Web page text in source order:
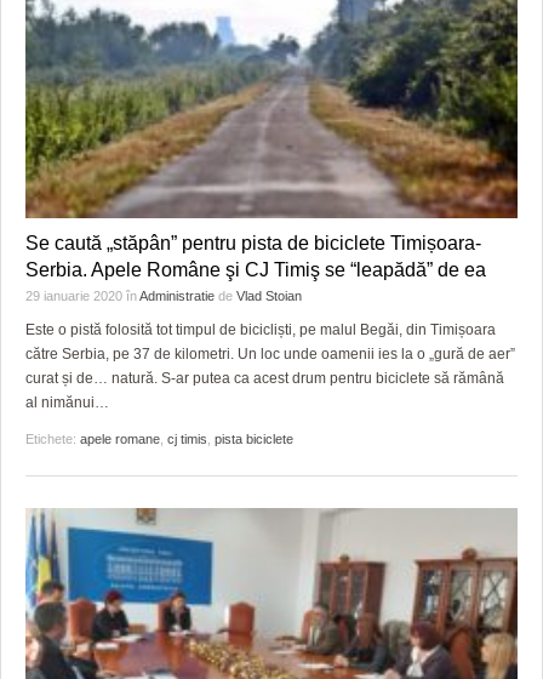
Se caută „stăpân” pentru pista de biciclete Timișoara-
Serbia. Apele Române şi CJ Timiş se “leapădă” de ea
29 ianuarie 2020 înAdministratie de Vlad Stoian
Este o pistă folosită tot timpul de bicicliști, pe malul Begăi, din Timișoara
către Serbia, pe 37 de kilometri. Un loc unde oamenii ies la o „gură de aer”
curat și de… natură. S-ar putea ca acest drum pentru biciclete să rămână
al nimănui…
Etichete: apele romane cj timis pista biciclete